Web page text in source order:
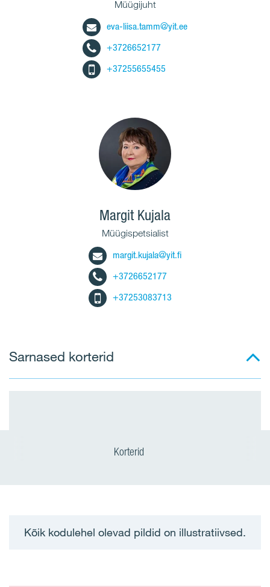
Müügijuht
eva-liisa.tamm@yit.ee
+3726652177
+37255655455
Margit Kujala
Müügispetsialist
margit.kujala@yit.fi
+3726652177
+37253083713
Sarnased korterid
Korterid
Kõik kodulehel olevad pildid on illustratiivsed.